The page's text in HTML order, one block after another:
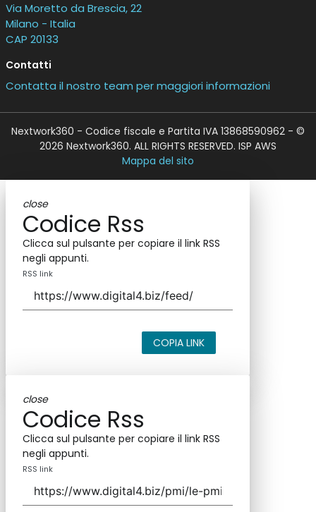
Via Moretto da Brescia, 22
Milano - Italia
CAP 20133
Contatti
Contatta il nostro team per maggiori informazioni
Nextwork360 - Codice fiscale e Partita IVA 13868590962 - ©
2026 Nextwork360. ALL RIGHTS RESERVED. ISP AWS
Mappa del sito
close
Codice Rss
Clicca sul pulsante per copiare il link RSS
negli appunti.
RSS link
COPIA LINK
close
Codice Rss
Clicca sul pulsante per copiare il link RSS
negli appunti.
RSS link